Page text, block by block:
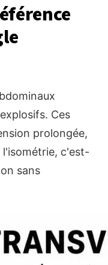
Ces
prolongée,
c'est-
sans